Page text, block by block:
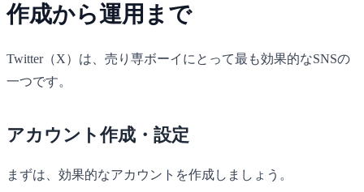
作成から運用まで
Twitter（X）は、売り専ボーイにとって最も効果的なSNSの
一つです。
アカウント作成・設定
まずは、効果的なアカウントを作成しましょう。